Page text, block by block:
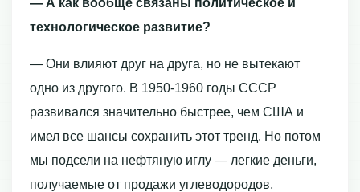
технологическое развитие?
— Они влияют друг на друга, но не вытекают
одно из другого. В 1950-1960 годы СССР
развивался значительно быстрее, чем США и
имел все шансы сохранить этот тренд. Но потом
мы подсели на нефтяную иглу — легкие деньги,
получаемые от продажи углеводородов,